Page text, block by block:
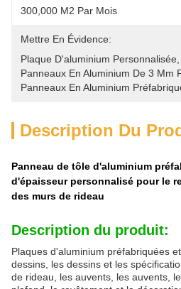
300,000 M2 Par Mois
Mettre En Évidence:
Plaque D'aluminium Personnalisée
Panneaux En Aluminium De 3 Mm
Panneaux En Aluminium
Description Du
Panneau de tôle d'aluminium
d'épaisseur personnalisé pour le
des murs de rideau
Description du produit:
Plaques d'aluminium préfabriquées
dessins, les dessins et les
de rideau, les auvents, les auvents,